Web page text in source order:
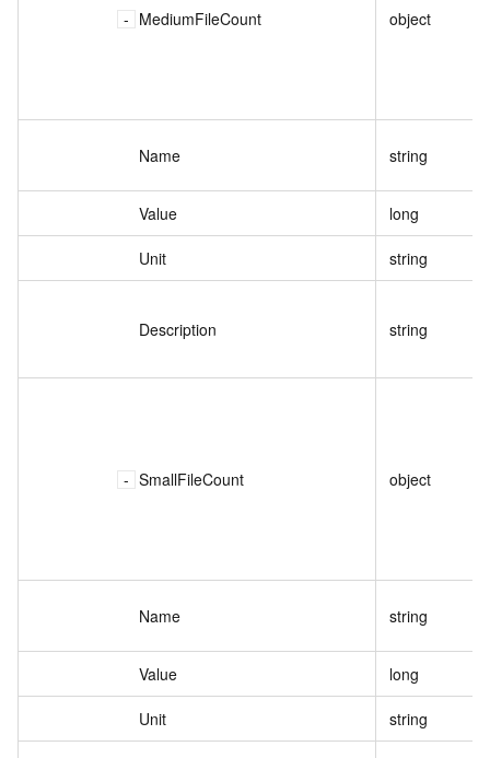
MediumFileCount object
Name string
Value long
Unit string
Description string
SmallFileCount object
Name string
Value long
Unit string